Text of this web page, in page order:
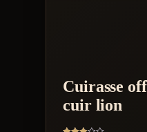
Cuirasse
cuir lion